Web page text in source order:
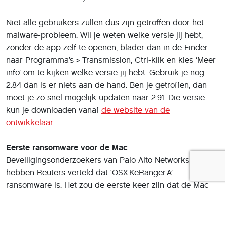
Niet alle gebruikers zullen dus zijn getroffen door het
malware-probleem. Wil je weten welke versie jij hebt,
zonder de app zelf te openen, blader dan in de Finder
naar Programma’s > Transmission, Ctrl-klik en kies ‘Meer
info’ om te kijken welke versie jij hebt. Gebruik je nog
2.84 dan is er niets aan de hand. Ben je getroffen, dan
moet je zo snel mogelijk updaten naar 2.91. Die versie
kun je downloaden vanaf de website van de
ontwikkelaar.
Eerste ransomware voor de Mac
Beveiligingsonderzoekers van Palo Alto Networks
hebben Reuters verteld dat ‘OSX.KeRanger.A’
ransomware is. Het zou de eerste keer zijn dat de Mac